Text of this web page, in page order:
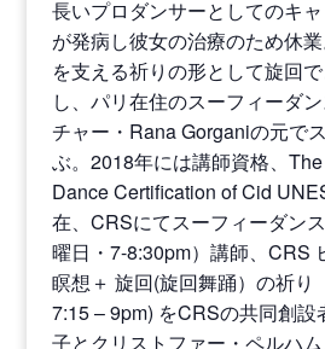
長いプロダンサーとしてのキ
が発病し彼女の治療のため休
を支える祈りの形として旋回
し、パリ在住のスーフィーダ
チャー・Rana Gorganiの元で
ぶ。2018年には講師資格、
Dance Certification of Cid
在、CRSにてスーフィーダン
曜日・7-8:30pm）講師、CRS
瞑想＋ 旋回(旋回舞踊）の祈り
7:15 – 9pm) をCRSの共同創設
子とクリストファー・ペルハ